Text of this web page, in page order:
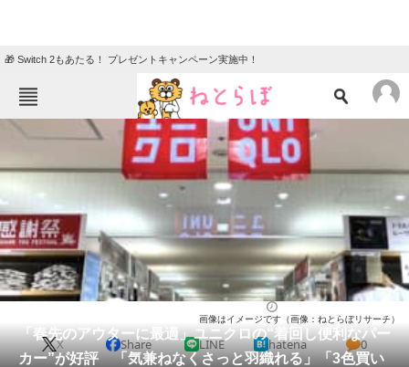
🎁 Switch 2もあたる！ プレゼントキャンペーン実施中！
ねとらぼメニュー
ニュース
クイズ
グルメ 地域
住まい 教育・育児
動物 リサーチ
会員記事
「春先のアウターに最適」ユニクロの“着回し便利なパー
カー”が好評 「気兼ねなくさっと羽織れる」「3色買い
画像はイメージです（画像：ねとらぼリサーチ）
X Share LINE hatena 0